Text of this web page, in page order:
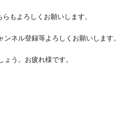
もよろしくお願いします。
ンネル登録等よろしくお願いします。
ょう。お疲れ様です。